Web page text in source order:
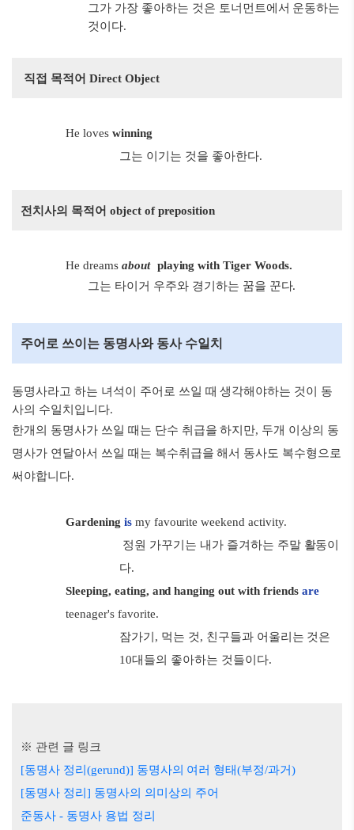
그가 가장 좋아하는 것은 토너먼트에서 운동하는
것이다.
직접 목적어 Direct Object
He loves winning
그는 이기는 것을 좋아한다.
전치사의 목적어 object of preposition
He dreams about playing with Tiger Woods.
그는 타이거 우주와 경기하는 꿈을 꾼다.
주어로 쓰이는 동명사와 동사 수일치
동명사라고 하는 녀석이 주어로 쓰일 때 생각해야하는 것이 동
사의 수일치입니다.
한개의 동명사가 쓰일 때는 단수 취급을 하지만, 두개 이상의 동
명사가 연달아서 쓰일 때는 복수취급을 해서 동사도 복수형으로
써야합니다.
Gardening ismy favourite weekend activity.
정원 가꾸기는 내가 즐겨하는 주말 활동이
다.
Sleeping, eating, and hanging out with friends are
teenager's favorite.
잠가기, 먹는 것, 친구들과 어울리는 것은
10대들의 좋아하는 것들이다.
※ 관련 글 링크
[동명사 정리(gerund)] 동명사의 여러 형태(부정/과거)
[동명사 정리] 동명사의 의미상의 주어
준동사 - 동명사 용법 정리